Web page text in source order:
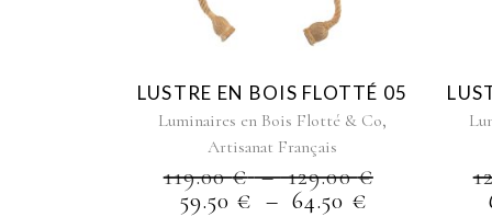
options
être
choisies
sur
page
LUSTRE EN BOIS FLOTTÉ 05
Luminaires en Bois Flotté & Co,
Artisanat Français
119.00€ – 129.00€PLAGE
59.50 € – 64.50 €PLAGE